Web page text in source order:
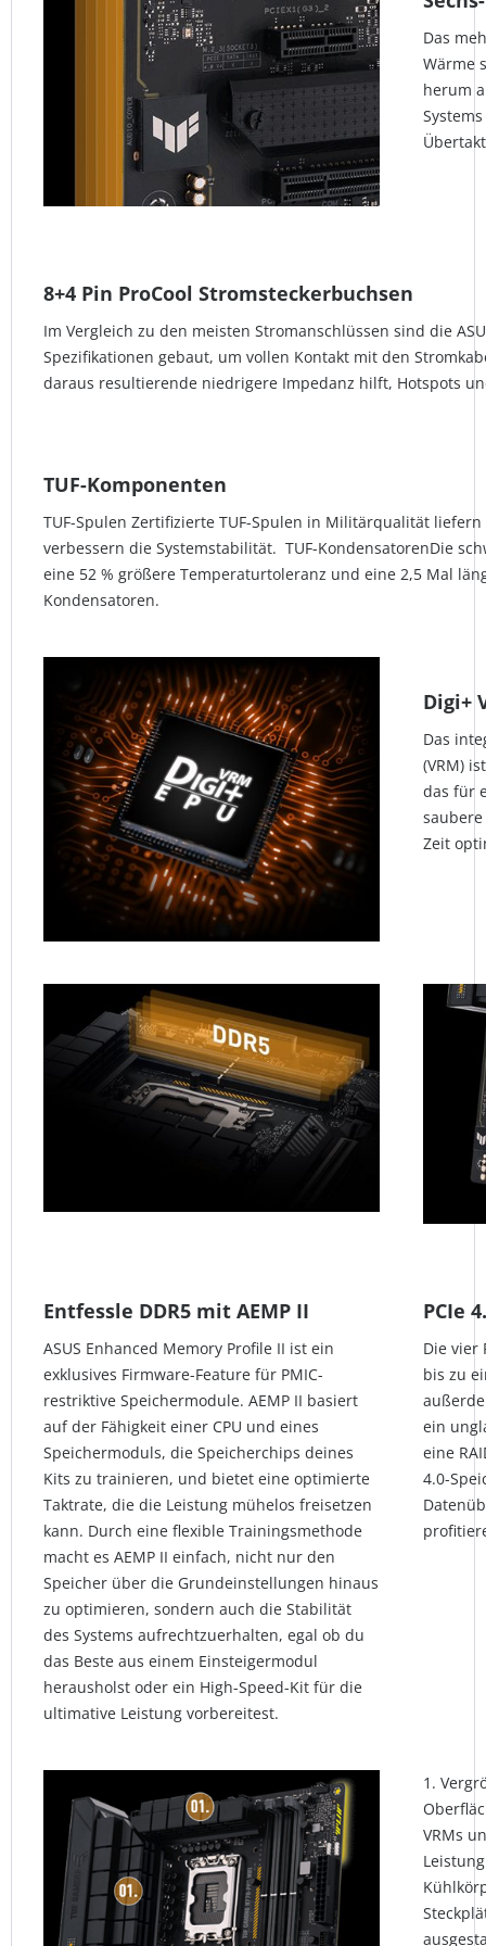
Das
Wärme
herum
8+4 Pin ProCool Stromsteckerbuchsen
Im Vergleich zu den meisten Stromanschlüssen sind die
Spezifikationen gebaut, um vollen Kontakt mit den
daraus resultierende niedrigere Impedanz hilft, Hotspots
TUF-Komponenten
TUF-Spulen Zertifizierte TUF-Spulen in Militärqualität
verbessern die Systemstabilität. TUF-KondensatorenDie
eine 52 % größere Temperaturtoleranz und eine 2,5 Mal
Kondensatoren.
Digi+
Das
(VRM)
das für
Zeit
Entfessle DDR5 mit AEMP II
ASUS Enhanced Memory Profile II ist ein
exklusives Firmware-Feature für PMIC-
restriktive Speichermodule. AEMP II basiert
auf der Fähigkeit einer CPU und eines
Speichermoduls, die Speicherchips deines
Kits zu trainieren, und bietet eine optimierte
Taktrate, die die Leistung mühelos freisetzen
kann. Durch eine flexible Trainingsmethode
macht es AEMP II einfach, nicht nur den
Speicher über die Grundeinstellungen hinaus
zu optimieren, sondern auch die Stabilität
des Systems aufrechtzuerhalten, egal ob du
das Beste aus einem Einsteigermodul
herausholst oder ein High-Speed-Kit für die
ultimative Leistung vorbereitest.
PCIe
Die vier
bis zu
ein
eine
4.0-
1.
VRMs